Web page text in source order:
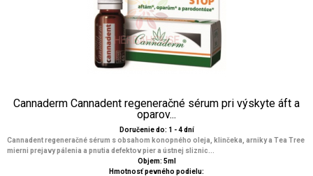
Cannaderm Cannadent regeneračné sérum pri výskyte áft a
oparov...
Doručenie do: 1 - 4 dní
Cannadent regeneračné sérum s obsahom konopného oleja, klinčeka, arniky a Tea Tree
mierni prejavy pálenia a pnutia defektov pier a ústnej sliznic...
Objem: 5ml
Hmotnosť pevného podielu: